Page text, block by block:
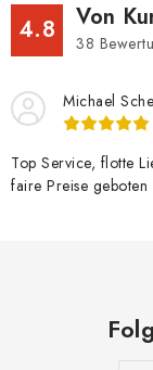
4.8 Von
38
Michael
Top Service, flotte
faire Preise